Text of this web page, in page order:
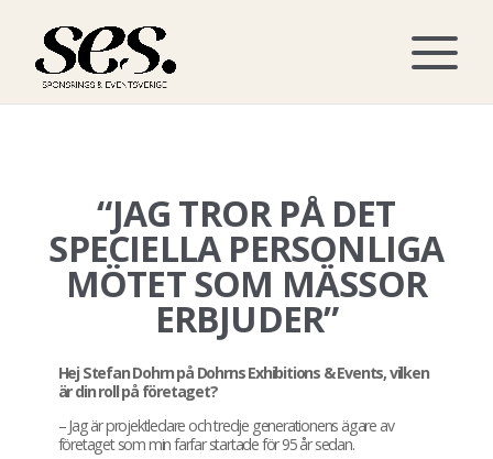
“JAG TROR PÅ DET
SPECIELLA PERSONLIGA
MÖTET SOM MÄSSOR
ERBJUDER”
Hej Stefan Dohrn på Dohrns Exhibitions & Events, vilken
är din roll på företaget?
– Jag är projektledare och tredje generationens ägare av
företaget som min farfar startade för 95 år sedan.